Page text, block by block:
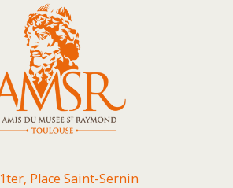
1ter, Place Saint-Sernin